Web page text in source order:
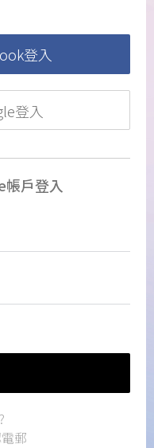
登入
登入
戶登入
郵